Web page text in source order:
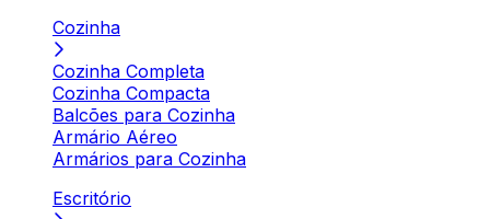
Cozinha
Cozinha Completa
Cozinha Compacta
Balcões para Cozinha
Armário Aéreo
Armários para Cozinha
Escritório